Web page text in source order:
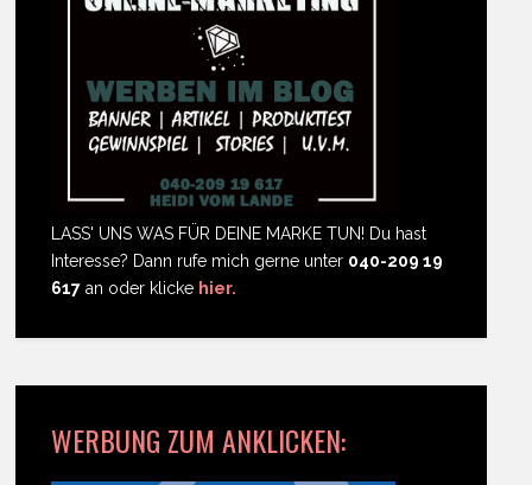
LASS' UNS WAS FÜR DEINE MARKE TUN! Du hast
Interesse? Dann rufe mich gerne unter 040-209 19
617 an oder klicke hier.
WERBUNG ZUM ANKLICKEN: